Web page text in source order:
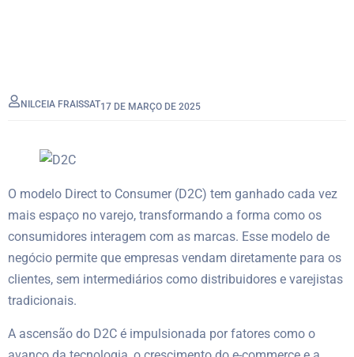
NILCEIA FRAISSAT17 DE MARÇO DE 2025
O modelo Direct to Consumer (D2C) tem ganhado cada vez
mais espaço no varejo, transformando a forma como os
consumidores interagem com as marcas. Esse modelo de
negócio permite que empresas vendam diretamente para os
clientes, sem intermediários como distribuidores e varejistas
tradicionais.
A ascensão do D2C é impulsionada por fatores como o